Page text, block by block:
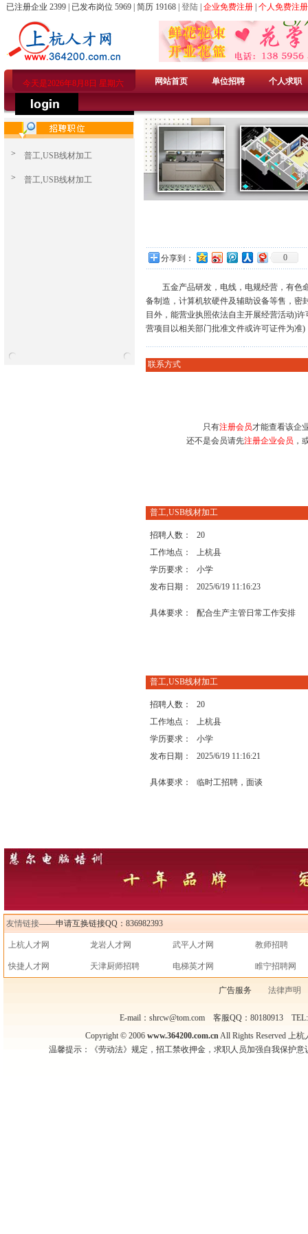
已注册企业 2399 | 已发布岗位 5969 | 简历 19168 | 登陆 企业免费注册 个人免费注册
今天是2026年8月8日 星期六 网站首页 单位招聘 个人求职
> 普工,USB线材加工
> 普工,USB线材加工
分享到： 0
五金产品研发，电线，电规经营，有色命
备制造，计算机软硬件及辅助设备等售，密
目外，能营业执照依法自主开展经营活动)
营项目以相关部门批准文件或许可证件为准)
联系方式
只有注册会员才能查看该企
还不是会员请先注册企业会员 ，
普工,USB线材加工
招聘人数：
20
工作地点：
上杭县
学历要求：
小学
发布日期：
2025/6/19 11:16:23
具体要求： 配合生产主管日常工作安排
普工,USB线材加工
招聘人数：
20
工作地点：
上杭县
学历要求：
小学
发布日期：
2025/6/19 11:16:21
具体要求： 临时工招聘，面谈
友情链接——申请互换链接QQ：836982393
上杭人才网 龙岩人才网 武平人才网 教师招聘
快捷人才网 天津厨师招聘 电梯英才网 睢宁招聘网
广告服务 法律声明
E-mail：shrcw@tom.com 客服QQ：80180913
Copyright © 2006 www.364200.com.cnAll Rights Reserved
温馨提示：《劳动法》规定，招工禁收押金，求职人员加强自我保护